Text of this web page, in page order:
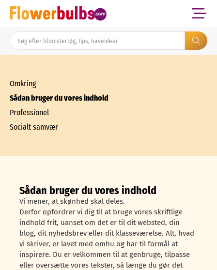
Omkring
Sådan bruger du vores indhold
Professionel
Socialt samvær
Sådan bruger du vores indhold
Vi mener, at skønhed skal deles.
Derfor opfordrer vi dig til at bruge vores skriftlige
indhold frit, uanset om det er til dit websted, din
blog, dit nyhedsbrev eller dit klasseværelse. Alt, hvad
vi skriver, er lavet med omhu og har til formål at
inspirere. Du er velkommen til at genbruge, tilpasse
eller oversætte vores tekster, så længe du gør det